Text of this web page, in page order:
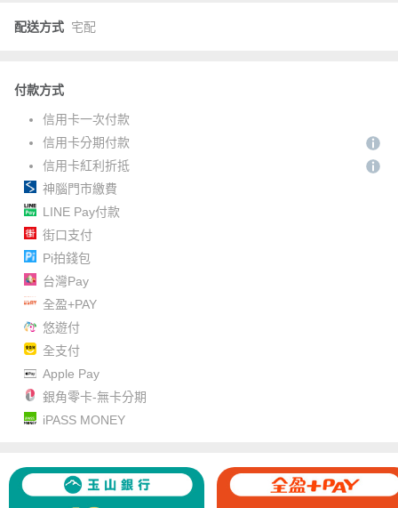
配送方式 宅配
付款方式
信用卡一次付款
信用卡分期付款
信用卡紅利折抵
神腦門市繳費
LINE Pay付款
街口支付
Pi拍錢包
台灣Pay
全盈+PAY
悠遊付
全支付
Apple Pay
銀角零卡-無卡分期
iPASS MONEY